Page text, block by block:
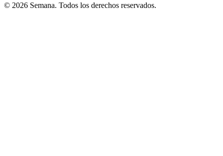
© 2026 Semana. Todos los derechos reservados.